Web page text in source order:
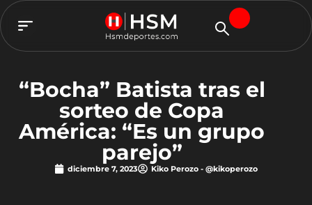
“Bocha” Batista tras el
sorteo de Copa
América: “Es un grupo
parejo”
diciembre 7, 2023 Kiko Perozo - @kikoperozo